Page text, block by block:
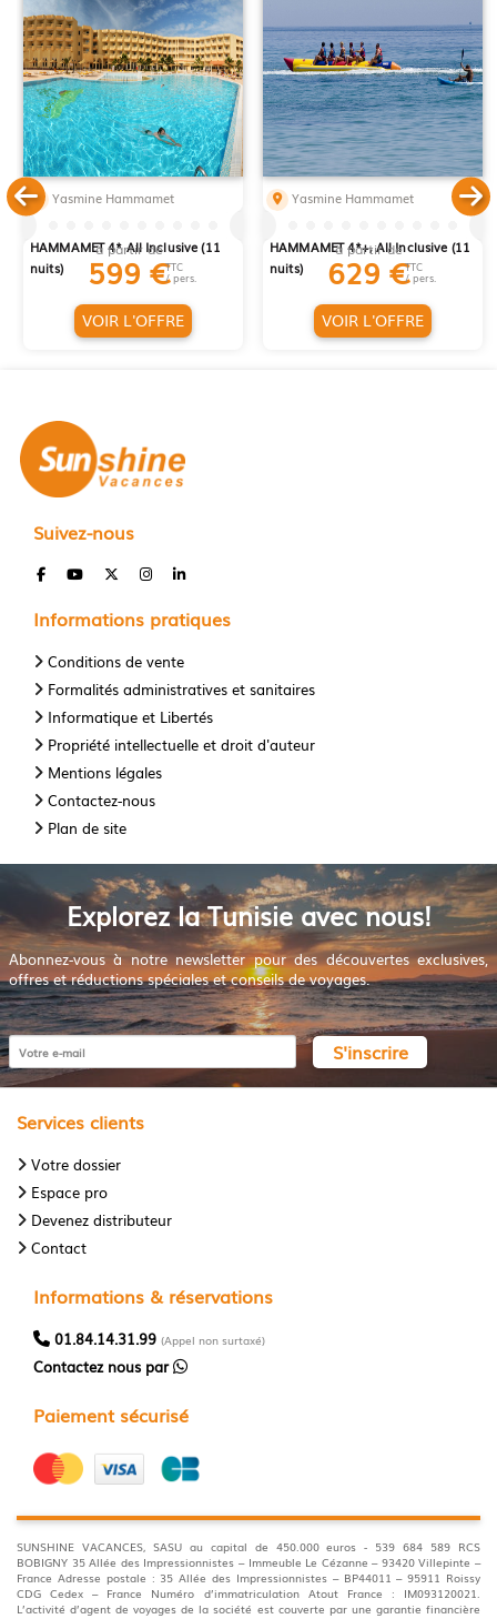
Yasmine Hammamet
HAMMAMET 4* All Inclusive (11
nuits)
à partir de
599 €TTC
/ pers.
VOIR L'OFFRE
Yasmine Hammamet
HAMMAMET 4*+, All Inclusive (11
nuits)
à partir de
629 €TTC
/ pers.
VOIR L'OFFRE
Suivez-nous
Informations pratiques
Conditions de vente
Formalités administratives et sanitaires
Informatique et Libertés
Propriété intellectuelle et droit d'auteur
Mentions légales
Contactez-nous
Plan de site
Explorez la Tunisie avec nous!
Abonnez-vous à notre newsletter pour des découvertes exclusives,
offres et réductions spéciales et conseils de voyages.
S'inscrire
Services clients
Votre dossier
Espace pro
Devenez distributeur
Contact
Informations & réservations
01.84.14.31.99 (Appel non surtaxé)
Contactez nous par
Paiement sécurisé
SUNSHINE VACANCES, SASU au capital de 450.000 euros - 539 684 589 RCS
BOBIGNY 35 Allée des Impressionnistes – Immeuble Le Cézanne – 93420 Villepinte –
France Adresse postale : 35 Allée des Impressionnistes – BP44011 – 95911 Roissy
CDG Cedex – France Numéro d’immatriculation Atout France : IM093120021.
L’activité d’agent de voyages de la société est couverte par une garantie financière